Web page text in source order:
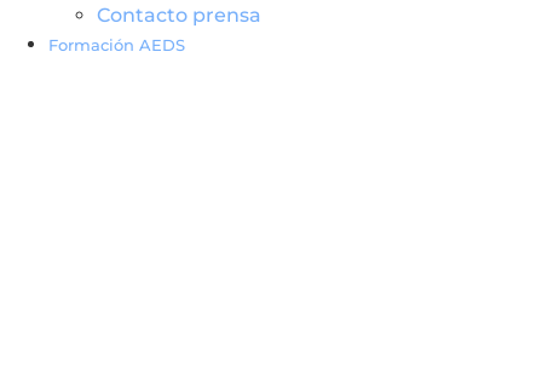
Contacto prensa
Formación AEDS